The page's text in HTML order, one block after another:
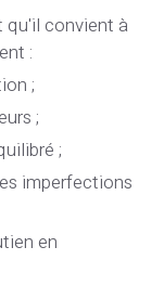
qu'il convient à
:
;
;
;
imperfections
en